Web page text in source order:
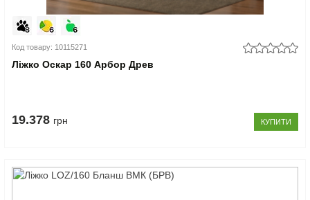
Код товару: 10115271
Ліжко Оскар 160 Арбор Древ
19.378 грн КУПИТИ